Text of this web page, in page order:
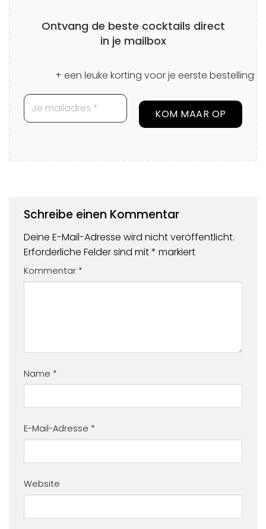
Ontvang de beste cocktails direct
in je mailbox
+ een leuke korting voor je eerste bestelling
Schreibe einen Kommentar
Deine E-Mail-Adresse wird nicht veröffentlicht.
Erforderliche Felder sind mit* markiert
Kommentar *
Name *
E-Mail-Adresse *
Website